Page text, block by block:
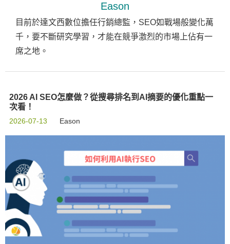
Eason
目前於達文西數位擔任行銷總監，SEO如戰場般變化萬
千，要不斷研究學習，才能在競爭激烈的市場上佔有一
席之地。
2026 AI SEO怎麼做？從搜尋排名到AI摘要的優化重點一
次看！
2026-07-13 Eason